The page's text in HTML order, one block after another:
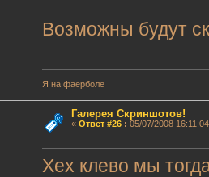
Возможны будут
Я на фаерболе
Галерея Скриншотов!
« Ответ #26: 05/07/2008
Хех клево мы